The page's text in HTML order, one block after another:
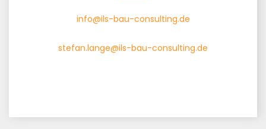
info@ils-bau-consulting.de
stefan.lange@ils-bau-consulting.de